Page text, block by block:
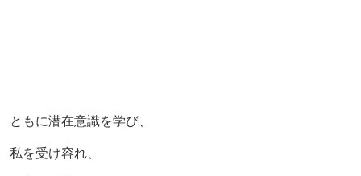
ともに潜在意識を学び、
私を受け容れ、